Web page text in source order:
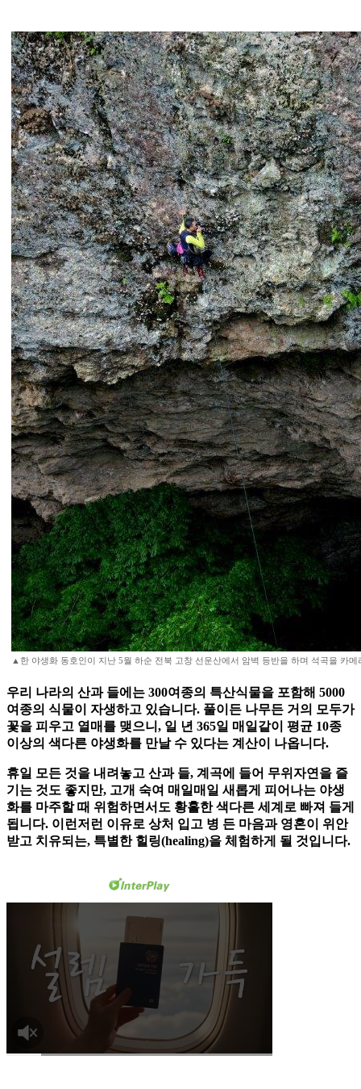
▲한 야생화 동호인이 지난 5월 하순 전북 고창 선운산에서 암벽 등반을 하며 석곡을 카메
우리 나라의 산과 들에는 300여종의 특산식물을 포함해 5000
여종의 식물이 자생하고 있습니다. 풀이든 나무든 거의 모두가
꽃을 피우고 열매를 맺으니, 일 년 365일 매일같이 평균 10종
이상의 색다른 야생화를 만날 수 있다는 계산이 나옵니다.
휴일 모든 것을 내려놓고 산과 들, 계곡에 들어 무위자연을 즐
기는 것도 좋지만, 고개 숙여 매일매일 새롭게 피어나는 야생
화를 마주할 때 위험하면서도 황홀한 색다른 세계로 빠져 들게
됩니다. 이런저런 이유로 상처 입고 병 든 마음과 영혼이 위안
받고 치유되는, 특별한 힐링(healing)을 체험하게 될 것입니다.